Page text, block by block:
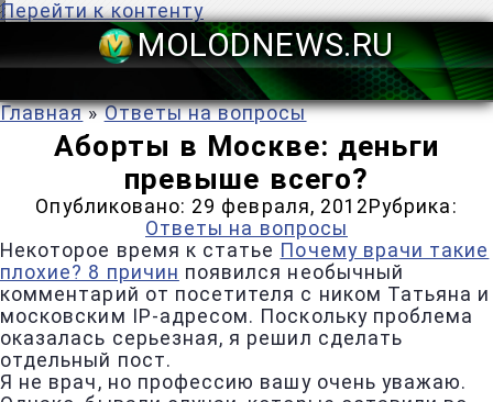
Перейти к контенту
Главная » Ответы на вопросы
Аборты в Москве: деньги
превыше всего?
Опубликовано: 29 февраля, 2012 Рубрика:
Ответы на вопросы
Некоторое время к статье Почему врачи такие
плохие? 8 причин появился необычный
комментарий от посетителя с ником Татьяна и
московским IP-адресом. Поскольку проблема
оказалась серьезная, я решил сделать
отдельный пост.
Я не врач, но профессию вашу очень уважаю.